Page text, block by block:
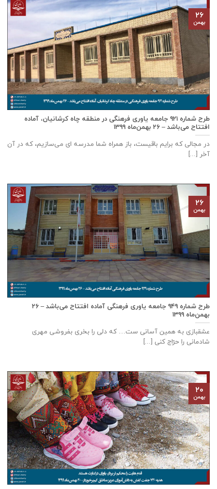
طرح شماره ۹۲۱ جامعه ياوری فرهنگی در منطقه چاه کرشانیان، آماده
افتتاح می‌باشد – ۲۶ بهمن‌ماه ۱۳۹۹
در مجالی که برایم باقیست، باز همراه شما مدرسه ای می‌سازیم، که در آن
آخر [...]
۲۶
بهمن
طرح شماره ۹۴۹ جامعه ياوری فرهنگی آماده افتتاح می‌باشد – ۲۶
بهمن‌ماه ۱۳۹۹
عشقبازی به همین آسانی ست… که دلی را بخری بفروشی مهری
شادمانی را حرّاج کنی [...]
۲۶
بهمن
۲۰
بهمن